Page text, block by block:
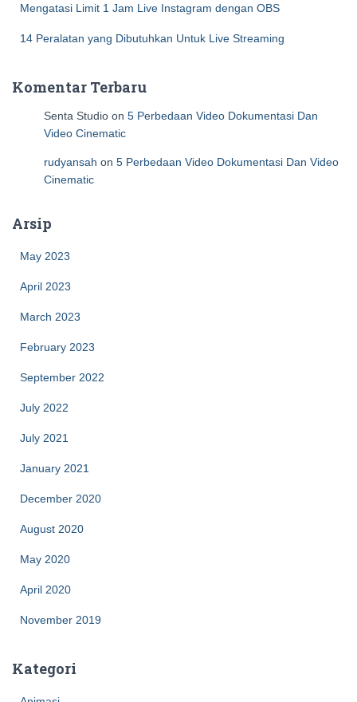
Mengatasi Limit 1 Jam Live Instagram dengan OBS
14 Peralatan yang Dibutuhkan Untuk Live Streaming
Komentar Terbaru
Senta Studio on 5 Perbedaan Video Dokumentasi Dan
Video Cinematic
rudyansah on 5 Perbedaan Video Dokumentasi Dan Video
Cinematic
Arsip
May 2023
April 2023
March 2023
February 2023
September 2022
July 2022
July 2021
January 2021
December 2020
August 2020
May 2020
April 2020
November 2019
Kategori